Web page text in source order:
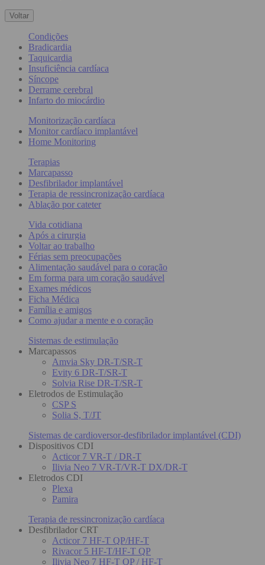
Voltar
Condições
Bradicardia
Taquicardia
Insuficiência cardíaca
Síncope
Derrame cerebral
Infarto do miocárdio
Monitorização cardíaca
Monitor cardíaco implantável
Home Monitoring
Terapias
Marcapasso
Desfibrilador implantável
Terapia de ressincronização cardíaca
Ablação por cateter
Vida cotidiana
Após a cirurgia
Voltar ao trabalho
Férias sem preocupações
Alimentação saudável para o coração
Em forma para um coração saudável
Exames médicos
Ficha Médica
Família e amigos
Como ajudar a mente e o coração
Sistemas de estimulação
Marcapassos
Amvia Sky DR-T/SR-T
Evity 6 DR-T/SR-T
Solvia Rise DR-T/SR-T
Eletrodos de Estimulação
CSP S
Solia S, T/JT
Sistemas de cardioversor-desfibrilador implantável (CDI)
Dispositivos CDI
Acticor 7 VR-T / DR-T
Ilivia Neo 7 VR-T/VR-T DX/DR-T
Eletrodos CDI
Plexa
Pamira
Terapia de ressincronização cardíaca
Desfibrilador CRT
Acticor 7 HF-T QP/HF-T
Rivacor 5 HF-T/HF-T QP
Ilivia Neo 7 HF-T QP / HF-T